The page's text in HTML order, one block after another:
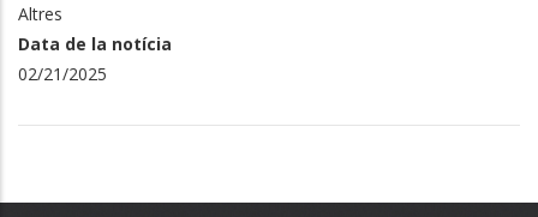
Altres
Data de la notícia
02/21/2025